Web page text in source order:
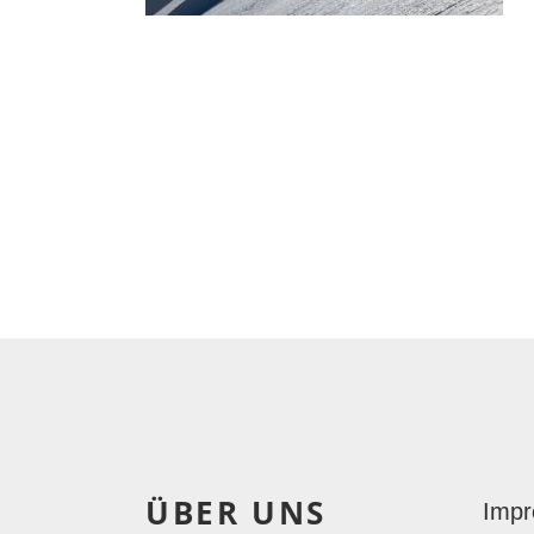
ÜBER UNS